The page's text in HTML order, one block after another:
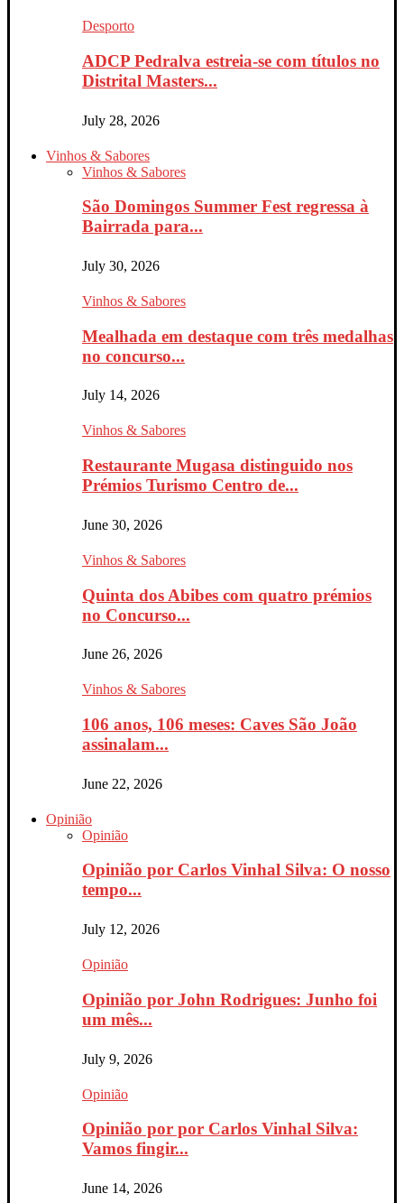
Desporto
ADCP Pedralva estreia-se com títulos no
Distrital Masters...
July 28, 2026
Vinhos & Sabores
Vinhos & Sabores
São Domingos Summer Fest regressa à
Bairrada para...
July 30, 2026
Vinhos & Sabores
Mealhada em destaque com três medalhas
no concurso...
July 14, 2026
Vinhos & Sabores
Restaurante Mugasa distinguido nos
Prémios Turismo Centro de...
June 30, 2026
Vinhos & Sabores
Quinta dos Abibes com quatro prémios
no Concurso...
June 26, 2026
Vinhos & Sabores
106 anos, 106 meses: Caves São João
assinalam...
June 22, 2026
Opinião
Opinião
Opinião por Carlos Vinhal Silva: O nosso
tempo...
July 12, 2026
Opinião
Opinião por John Rodrigues: Junho foi
um mês...
July 9, 2026
Opinião
Opinião por por Carlos Vinhal Silva:
Vamos fingir...
June 14, 2026